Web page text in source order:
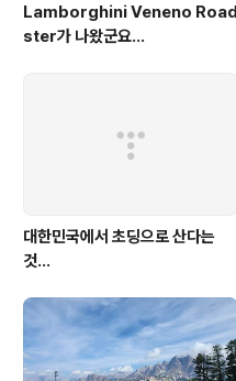
Lamborghini Veneno Road
ster가 나왔군요...
대한민국에서 초딩으로 산다는
것...